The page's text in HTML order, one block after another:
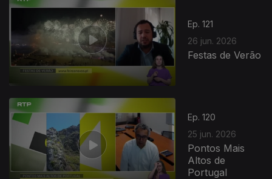
Ep. 121
26 jun. 2026
Festas de Verão
Ep. 120
25 jun. 2026
Pontos Mais
Altos de
Portugal